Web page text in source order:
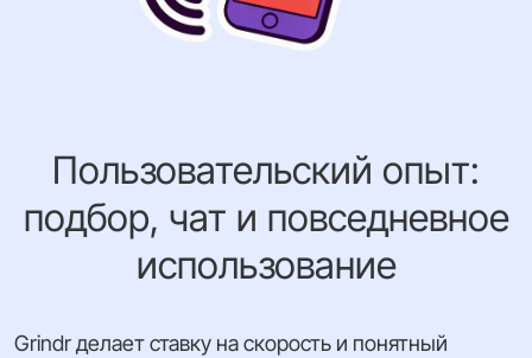
Пользовательский опыт:
подбор, чат и повседневное
использование
Grindr делает ставку на скорость и понятный